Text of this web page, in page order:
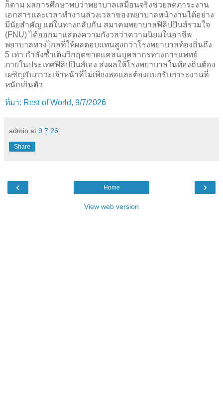
ก็ตาม ผลการศึกษาพบว่าพยาบาลเสมือนจริงช่วยลดภาระงาน
เอกสารและเวลาทำงานล่วงเวลาของพยาบาลหน้างานได้อย่าง
มีนัยสำคัญ แต่ในทางกลับกัน สมาคมพยาบาลฟิลิปปินส์รวมใจ
(FNU) ได้ออกมาแสดงความกังวลว่าความนิยมในอาชีพ
พยาบาลทางไกลที่ให้ผลตอบแทนสูงกว่าโรงพยาบาลท้องถิ่นถึง
5 เท่า กำลังซ้ำเติมวิกฤตขาดแคลนบุคลากรทางการแพทย์
ภายในประเทศฟิลิปปินส์เอง ส่งผลให้โรงพยาบาลในท้องถิ่นต้อง
เผชิญกับภาวะเจ้าหน้าที่ไม่เพียงพอและต้องแบกรับภาระงานที่
หนักเกินตัว
ที่มา: Rest of World, 9/7/2026
admin at 9.7.26
Share
‹ ›
Home
View web version